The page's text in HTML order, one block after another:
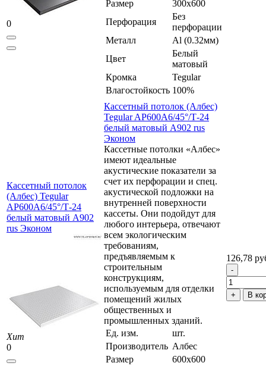
0
Размер
300x600
Перфорация
Без
перфорации
Металл
Al (0.32мм)
Цвет
Белый
матовый
Кромка
Tegular
Влагостойкость 100%
Кассетный потолок
(Албес) Tegular
AP600A6/45°/Т-24
белый матовый А902
rus Эконом
Хит
0
Кассетный потолок (Албес)
Tegular AP600A6/45°/Т-24
белый матовый А902 rus
Эконом
Кассетные потолки «Албес»
имеют идеальные
акустические показатели за
счет их перфорации и спец.
акустической подложки на
внутренней поверхности
кассеты. Они подойдут для
любого интерьера, отвечают
всем экологическим
требованиям,
предъявляемым к
строительным
конструкциям,
используемым для отделки
помещений жилых
общественных и
промышленных зданий.
Ед. изм.
шт.
Производитель Албес
Размер
600x600
126,78
В